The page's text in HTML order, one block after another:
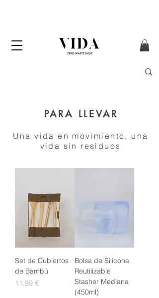
PARA LLEVAR
Una vida en movimiento, una
vida sin residuos
Set de Cubiertos
de Bambú
Precio
11,99 €
Bolsa de Silicona
Reutilizable
Stasher Mediana
(450ml)